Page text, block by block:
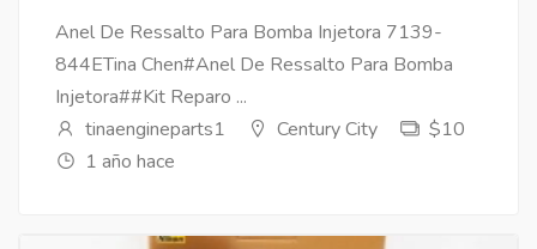
Anel De Ressalto Para Bomba Injetora 7139-
844ETina Chen#Anel De Ressalto Para Bomba
Injetora##Kit Reparo ...
tinaengineparts1
Century City
$10
1 año hace